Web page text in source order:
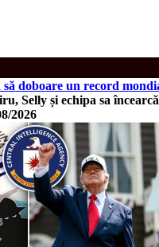
să doboare un record
Selly și echipa sa
2026